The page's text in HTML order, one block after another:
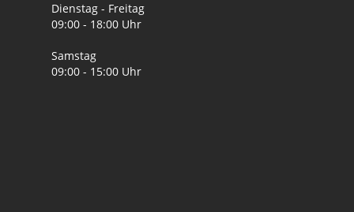
Dienstag - Freitag
09:00 - 18:00 Uhr
Samstag
09:00 - 15:00 Uhr